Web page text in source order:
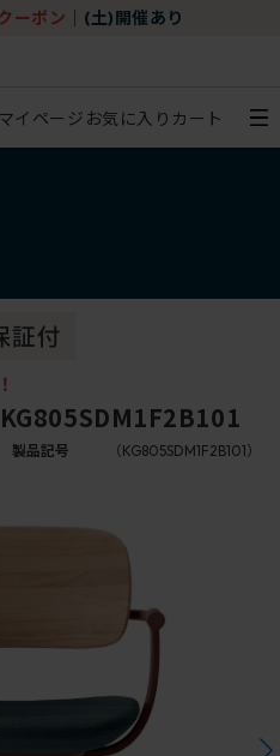
ーポン (土)開催あり
マイページ お気に入り カート
製品記号 （KG805SDM1F2B101）